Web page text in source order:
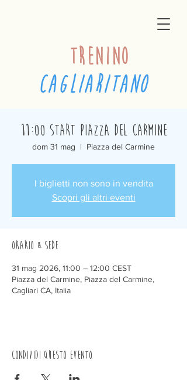
trenino
cagliaritano
11:00 Start Piazza del Carmine
dom 31 mag
  |
Piazza del Carmine
I biglietti non sono in vendita
Scopri gli altri eventi
Orario & Sede
31 mag 2026, 11:00 – 12:00 CEST
Piazza del Carmine, Piazza del Carmine,
Cagliari CA, Italia
Condividi questo evento